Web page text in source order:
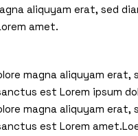
aliquyam erat, sed
amet.
magna aliquyam erat,
est Lorem ipsum
magna aliquyam erat,
est Lorem